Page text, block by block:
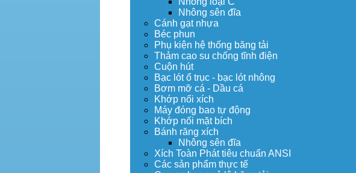
Nhông sên đĩa
Cánh gạt nhựa
Béc phun
Phụ kiện hệ thống băng tải
Thảm cao su chống tĩnh điện
Cuộn hút
Bạc lót ổ trục - bạc lót nhông
Bơm mỡ cá - Dầu cá
Khớp nối xích
Máy đóng bao tự động
Khớp nối mặt bích
Bánh răng xích
Nhông sên đĩa
Xích Toàn Phát tiêu chuẩn ANSI
Các sản phẩm thực tế